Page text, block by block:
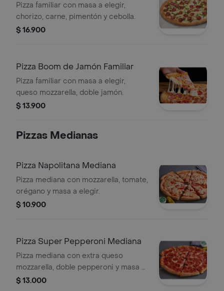
Pizza familiar con masa a elegir,
chorizo, carne, pimentón y cebolla.
$ 16.900
Pizza Boom de Jamón Familiar
Pizza familiar con masa a elegir,
queso mozzarella, doble jamón.
$ 13.900
Pizzas Medianas
Pizza Napolitana Mediana
Pizza mediana con mozzarella, tomate,
orégano y masa a elegir.
$ 10.900
Pizza Super Pepperoni Mediana
Pizza mediana con extra queso
mozzarella, doble pepperoni y masa a
elegir.
$ 13.000